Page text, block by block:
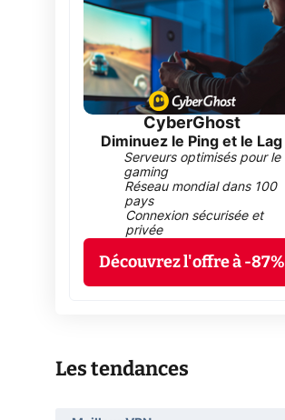
CyberGhost
Diminuez le Ping et le Lag
Serveurs optimisés pour le
gaming
Réseau mondial dans 100
pays
Connexion sécurisée et
privée
Découvrez l'offre à -87%
Les tendances